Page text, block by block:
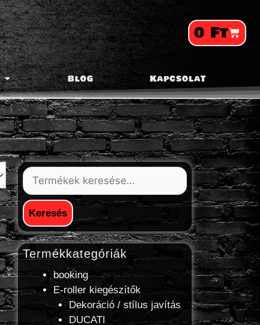
0 Ft
Blog Kapcsolat
Keresés
Termékkategóriák
booking
E-roller kiegészítők
Dekoráció / stílus javítás
DUCATI